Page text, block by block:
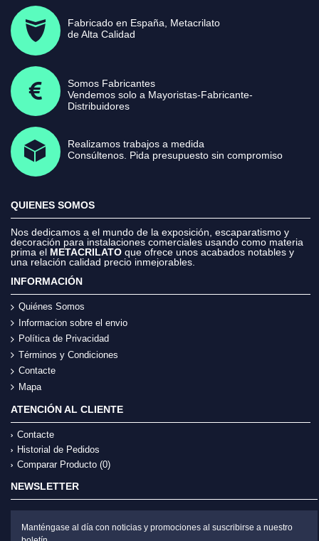
Fabricado en España, Metacrilato
de Alta Calidad
Somos Fabricantes
Vendemos solo a Mayoristas-Fabricante-
Distribuidores
Realizamos trabajos a medida
Consúltenos. Pida presupuesto sin compromiso
QUIENES SOMOS
Nos dedicamos a el mundo de la exposición, escaparatismo y
decoración para instalaciones comerciales usando como materia
prima el METACRILATO que ofrece unos acabados notables y
una relación calidad precio inmejorables.
INFORMACIÓN
Quiénes Somos
Informacion sobre el envio
Política de Privacidad
Términos y Condiciones
Contacte
Mapa
ATENCIÓN AL CLIENTE
Contacte
Historial de Pedidos
Comparar Producto (0)
NEWSLETTER
Manténgase al día con noticias y promociones al suscribirse a nuestro